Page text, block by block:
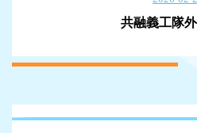
共融義工隊